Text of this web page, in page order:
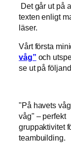
Det går ut på
texten enligt
läser.
Vårt första
våg” och
se ut på
"På havets
våg" – perfekt
gruppaktivitet
teambuilding.